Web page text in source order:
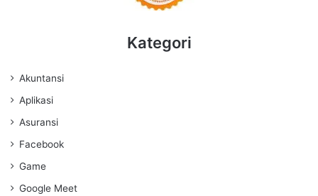
Kategori
Akuntansi
Aplikasi
Asuransi
Facebook
Game
Google Meet